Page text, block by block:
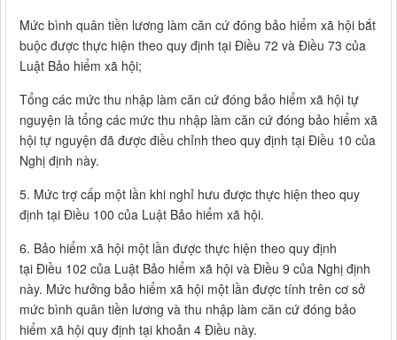
Mức bình quân tiền lương làm căn cứ đóng bảo hiểm xã hội bắt
buộc được thực hiện theo quy định tại Điều 72 và Điều 73 của
Luật Bảo hiểm xã hội;
Tổng các mức thu nhập làm căn cứ đóng bảo hiểm xã hội tự
nguyện là tổng các mức thu nhập làm căn cứ đóng bảo hiểm xã
hội tự nguyện đã được điều chỉnh theo quy định tại Điều 10 của
Nghị định này.
5. Mức trợ cấp một lần khi nghỉ hưu được thực hiện theo quy
định tại Điều 100 của Luật Bảo hiểm xã hội.
6. Bảo hiểm xã hội một lần được thực hiện theo quy định
tại Điều 102 của Luật Bảo hiểm xã hội và Điều 9 của Nghị định
này. Mức hưởng bảo hiểm xã hội một lần được tính trên cơ sở
mức bình quân tiền lương và thu nhập làm căn cứ đóng bảo
hiểm xã hội quy định tại khoản 4 Điều này.